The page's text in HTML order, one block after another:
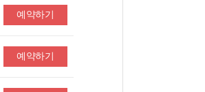
예약하기
예약하기